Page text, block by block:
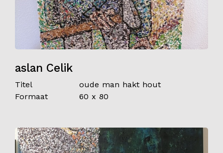
aslan Celik
Titel
oude man hakt hout
Formaat
60 x 80